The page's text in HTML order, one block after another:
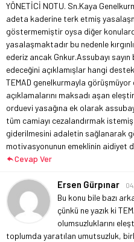
YÖNETİCİ NOTU. Sn.Kaya
adeta kaderine terk etmiş
göstermemiştir oysa diğer
yasalaşmaktadır bu nedenle
ederiz ancak Gnkur.Assubayı
edeceğini açıklamışlar hangi
TEMAD genelkurmayla
açıklamalarını maksadı aşan
orduevi yasağına ek olarak
tüm camiayı cezalandırmak
giderilmesini adaletin sağlanarak
motivasyonunun emeklinin aidiyet
Cevap Ver
Ersen Gürpınar
Bu konu bile bazı
çünkü ne yazık ki
olumsuzluklarını
toplumda yaratılan umutsuzluk,